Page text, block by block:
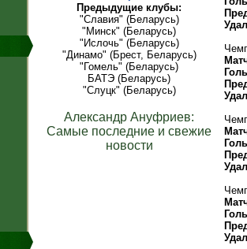
Предыдущие клубы:
"Славия" (Беларусь)
"Минск" (Беларусь)
"Ислочь" (Беларусь)
"Динамо" (Брест, Беларусь)
"Гомель" (Беларусь)
БАТЭ (Беларусь)
"Слуцк" (Беларусь)
Александр Ануфриев:
Самые последние и свежие
новости